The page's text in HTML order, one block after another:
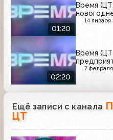
01:20
Время
14 января
02:20
Время
7
Ещё записи с канала
ЦТ